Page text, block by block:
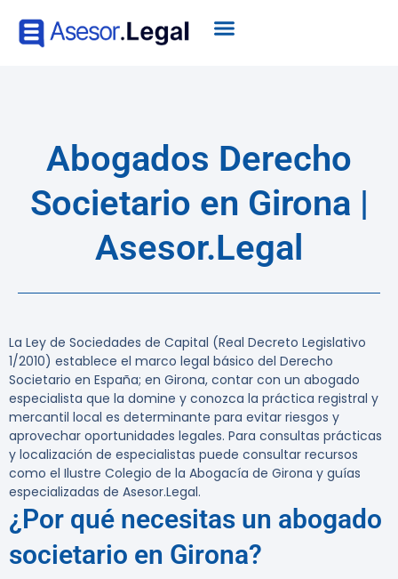
Abogados Derecho
Societario en Girona |
Asesor.Legal
La Ley de Sociedades de Capital (Real Decreto Legislativo
1/2010) establece el marco legal básico del Derecho
Societario en España; en Girona, contar con un abogado
especialista que la domine y conozca la práctica registral y
mercantil local es determinante para evitar riesgos y
aprovechar oportunidades legales. Para consultas prácticas
y localización de especialistas puede consultar recursos
como el Ilustre Colegio de la Abogacía de Girona y guías
especializadas de Asesor.Legal.
¿Por qué necesitas un abogado
societario en Girona?